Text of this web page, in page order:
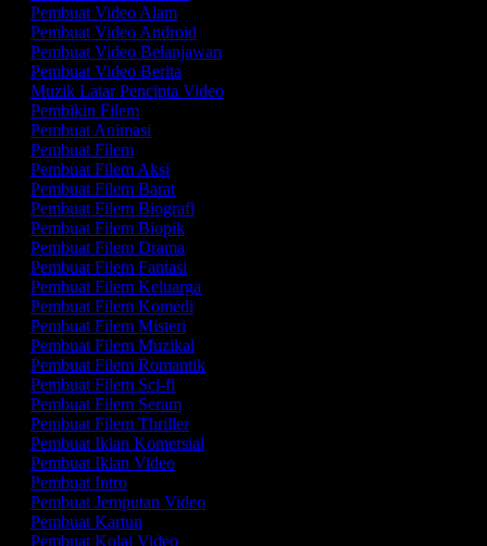
Pembuat Video Alam
Pembuat Video Android
Pembuat Video Belanjawan
Pembuat Video Berita
Muzik Latar Pencipta Video
Pembikin Filem
Pembuat Animasi
Pembuat Filem
Pembuat Filem Aksi
Pembuat Filem Barat
Pembuat Filem Biografi
Pembuat Filem Biopik
Pembuat Filem Drama
Pembuat Filem Fantasi
Pembuat Filem Keluarga
Pembuat Filem Komedi
Pembuat Filem Misteri
Pembuat Filem Muzikal
Pembuat Filem Romantik
Pembuat Filem Sci-fi
Pembuat Filem Seram
Pembuat Filem Thriller
Pembuat Iklan Komersial
Pembuat Iklan Video
Pembuat Intro
Pembuat Jemputan Video
Pembuat Kartun
Pembuat Kolaj Video